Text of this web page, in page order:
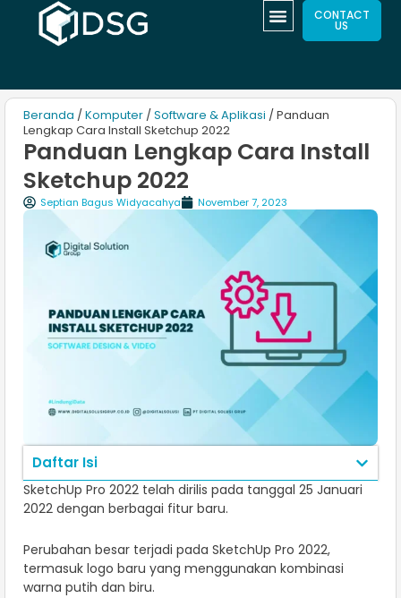
CONTACT
US
Beranda / Komputer / Software & Aplikasi / Panduan
Lengkap Cara Install Sketchup 2022
Panduan Lengkap Cara Install
Sketchup 2022
Septian Bagus Widyacahya November 7, 2023
Daftar Isi
SketchUp Pro 2022 telah dirilis pada tanggal 25 Januari
2022 dengan berbagai fitur baru.
Perubahan besar terjadi pada SketchUp Pro 2022,
termasuk logo baru yang menggunakan kombinasi
warna putih dan biru.